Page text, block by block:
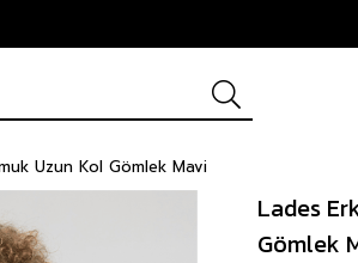
Uzun Kol Gömlek Mavi
Lades
Gömlek